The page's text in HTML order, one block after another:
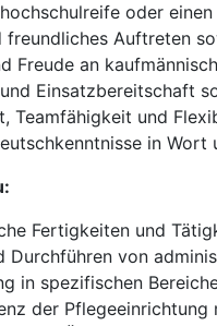
oder
freundliches Auftreten
Freude an
Einsatzbereitschaft
Teamfähigkeit und
in
Fertigkeiten und
Durchführen von
in spezifischen
der